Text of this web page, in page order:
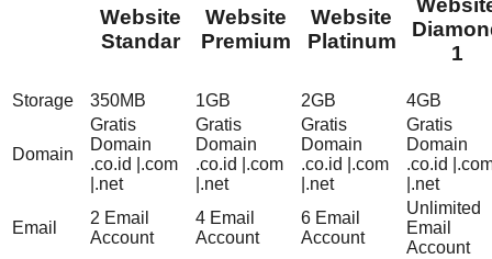
Website
Standar
Website
Premium
Website
Platinum
1
Storage 350MB 1GB 2GB 4GB
Domain
Gratis
Domain
.co.id |.com
|.net
Gratis
Domain
.co.id |.com
|.net
Gratis
Domain
.co.id |.com
|.net
Gratis
Domain
.co.id
|.net
Email
2 Email
Account
4 Email
Account
6 Email
Account
Unlimited
Email
Account